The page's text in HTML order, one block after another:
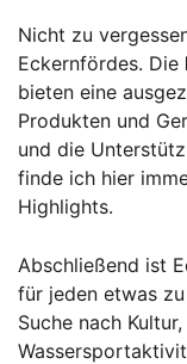
Nicht zu
Eckernfördes. Die
bieten eine
Produkten und
und die
finde ich hier
Highlights.
Abschließend ist
für jeden etwas
Suche nach